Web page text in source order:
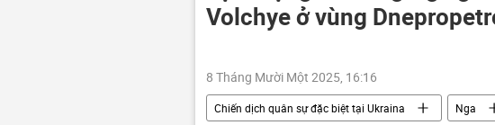
Volchye ở vùng
8 Tháng Mười Một 2025, 16:16
Chiến dịch quân sự đặc biệt tại Ukraina Nga